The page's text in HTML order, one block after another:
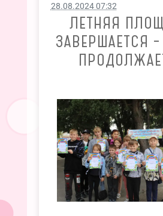
28.08.2024 07:32
ЛЕТНЯЯ
ЗАВЕРШАЕТСЯ